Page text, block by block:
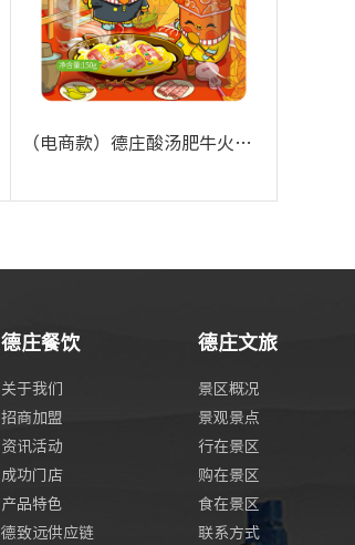
（电商款）德庄酸汤肥牛火锅底料150g
德庄餐饮
关于我们
招商加盟
资讯活动
成功门店
产品特色
德致远供应链
德庄文旅
景区概况
景观景点
行在景区
购在景区
食在景区
联系方式